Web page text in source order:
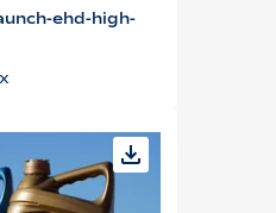
ehd-high-